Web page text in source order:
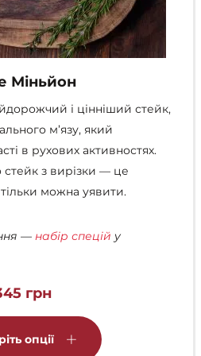
Міньйон
і цінніший стейк,
м’язу, який
в рухових активностях.
стейк з вирізки — це
можна уявити.
— набір спецій у
грн
опції